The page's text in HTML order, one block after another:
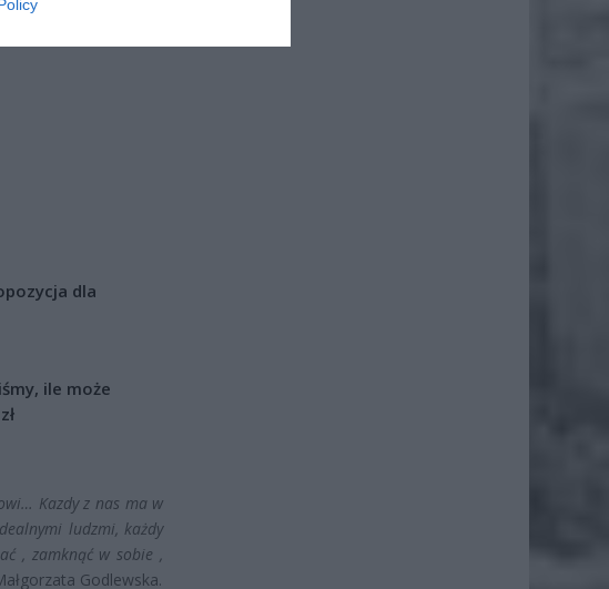
dla
ile może
Kazdy z nas ma w
ludzmi, każdy
, zamknąć w sobie ,
Godlewska.